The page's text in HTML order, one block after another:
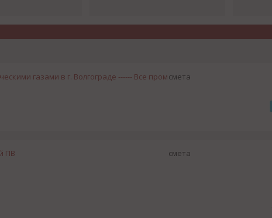
газами в г. Волгограде ------ Все промсмета
ПВ смета